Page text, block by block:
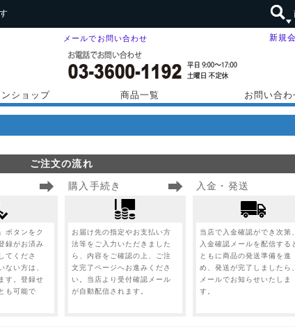
メールでお問い合わせ 新規
ショップ 商品一覧 お問い合わ
ご注文の流れ
ボタンをク
録がお済み
てくださ
ない方は、
す。登録せ
も可能で
購入手続き
お届け先の指定やお支払い方
法等をご入力いただきました
ら、内容をご確認の上、ご注
文完了ページへお進みくださ
い。当店より受付確認メール
が自動配信されます。
入金・発送
当店で入金確認ができ次第、
入金確認メールを配信する
ともに商品の発送準備を進
め、発送が完了しましたら、
メールでお知らせいたしま
す。